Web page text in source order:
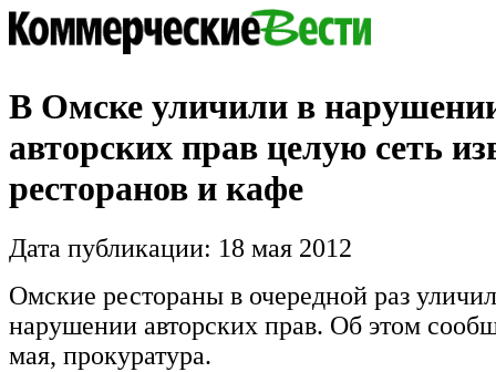
В Омске уличили в
авторских прав целую сеть
ресторанов и кафе
Дата публикации: 18 мая 2012
Омские рестораны в очередной раз
нарушении авторских прав. Об этом
мая, прокуратура.